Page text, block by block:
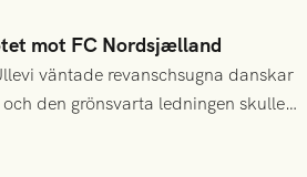
mot FC Nordsjælland
väntade revanschsugna danskar
den grönsvarta ledningen skulle
spelad. På lika mark visade